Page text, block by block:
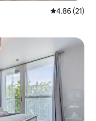
Calificación
4.86 (21)